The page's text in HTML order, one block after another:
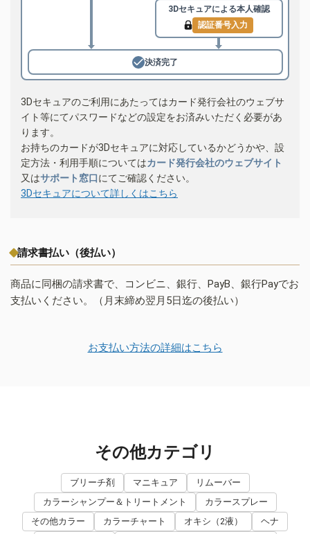
3Dセキュアによる本人確認
認証番号入力
決済完了
3Dセキュアのご利用にあたってはカード発行会社のウェブサ
イト等にてパスワードなどの設定をお済みいただく必要があ
ります。
お持ちのカードが3Dセキュアに対応しているかどうかや、設
定方法・利用手順についてはカード発行会社のウェブサイト
又はサポート窓口にてご確認ください。
3Dセキュアについて詳しくはこちら
請求書払い（後払い）
商品に同梱の請求書で、コンビニ、銀行、PayB、銀行Payでお
支払いください。（月末締め翌月5日迄の後払い）
お支払い方法の詳細はこちら
その他カテゴリ
ブリーチ剤 マニキュア
リムーバー
カラーシャンプー＆トリートメント
カラースプレー
その他カラー
カラーチャート オキシ（2液）
ヘナ